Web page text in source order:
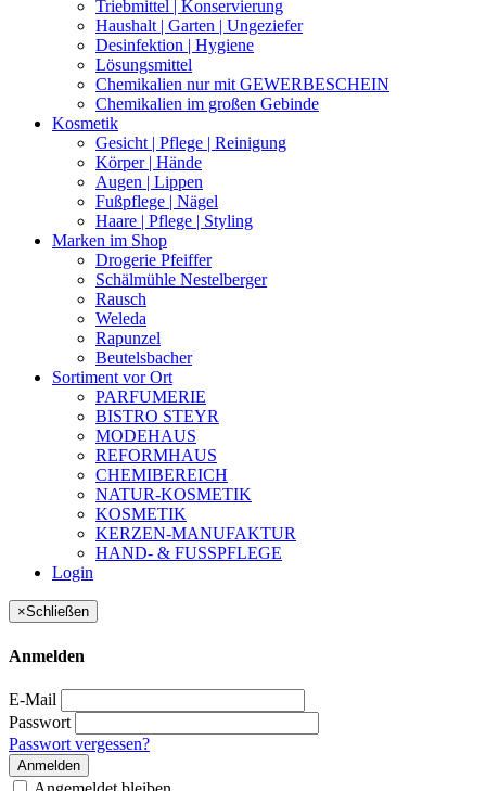
Triebmittel | Konservierung
Haushalt | Garten | Ungeziefer
Desinfektion | Hygiene
Lösungsmittel
Chemikalien nur mit GEWERBESCHEIN
Chemikalien im großen Gebinde
Kosmetik
Gesicht | Pflege | Reinigung
Körper | Hände
Augen | Lippen
Fußpflege | Nägel
Haare | Pflege | Styling
Marken im Shop
Drogerie Pfeiffer
Schälmühle Nestelberger
Rausch
Weleda
Rapunzel
Beutelsbacher
Sortiment vor Ort
PARFUMERIE
BISTRO STEYR
MODEHAUS
REFORMHAUS
CHEMIBEREICH
NATUR-KOSMETIK
KOSMETIK
KERZEN-MANUFAKTUR
HAND- & FUSSPFLEGE
Login
×Schließen
Anmelden
E-Mail
Passwort
Passwort vergessen?
Anmelden